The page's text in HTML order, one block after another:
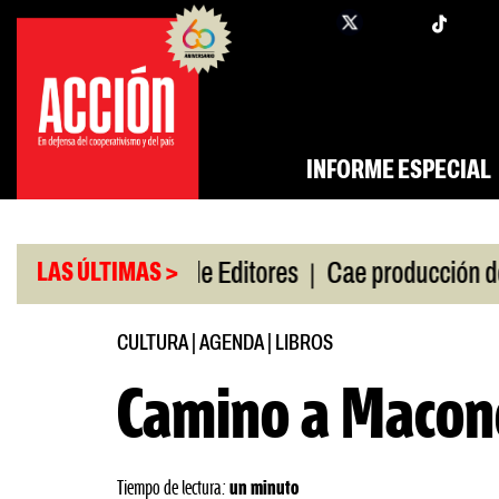
Saltar
contenido
facebook
INFORME ESPECIAL
LAS ÚLTIMAS >
gira | Feria de Editores | Cae producción de
CULTURA| AGENDA| LIBROS
Camino a
Tiempo de lectura: un minuto